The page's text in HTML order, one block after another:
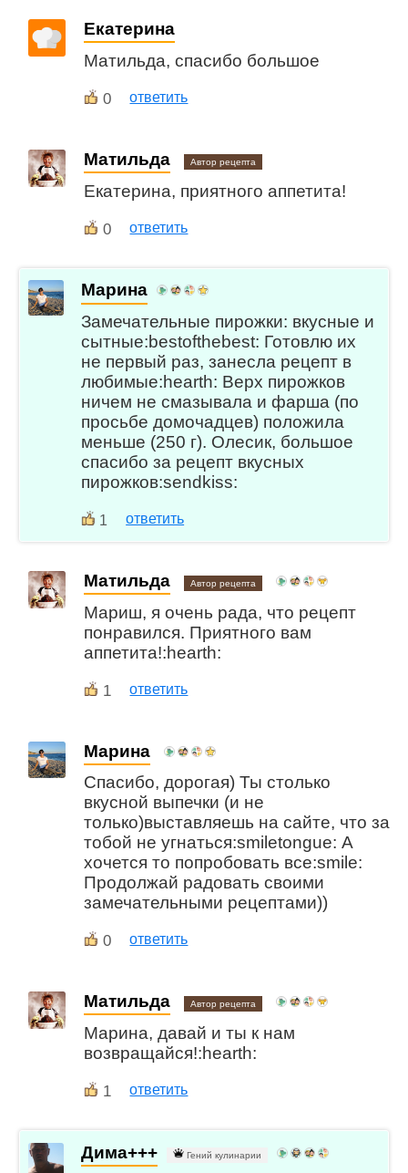
Екатерина
Матильда, спасибо большое
0 ответить
Матильда Автор рецепта
Екатерина, приятного аппетита!
0 ответить
Марина
Замечательные пирожки: вкусные и
сытные:bestofthebest: Готовлю их
не первый раз, занесла рецепт в
любимые:hearth: Верх пирожков
ничем не смазывала и фарша (по
просьбе домочадцев) положила
меньше (250 г). Олесик, большое
спасибо за рецепт вкусных
пирожков:sendkiss:
1 ответить
Матильда Автор рецепта
Мариш, я очень рада, что рецепт
понравился. Приятного вам
аппетита!:hearth:
1 ответить
Марина
Спасибо, дорогая) Ты столько
вкусной выпечки (и не
только)выставляешь на сайте, что за
тобой не угнаться:smiletongue: А
хочется то попробовать все:smile:
Продолжай радовать своими
замечательными рецептами))
0 ответить
Матильда Автор рецепта
Марина, давай и ты к нам
возвращайся!:hearth:
1 ответить
Дима+++ Гений кулинарии